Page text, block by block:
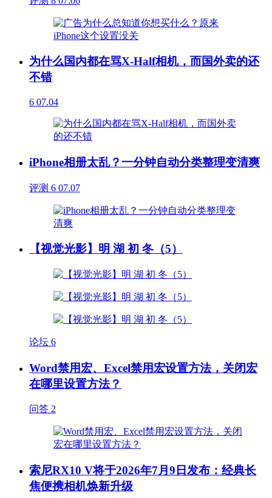
为什么国内都在骂X-Half相机，而国外卖的还
不错
6 07.04
iPhone相册太乱？一分钟自动分类整理变清爽
评测 6 07.07
【视觉光影】明 湖 初 冬（5）
论坛 6
Word禁用宏、Excel禁用宏设置方法，关闭宏
在哪里设置方法？
问答 2
索尼RX10 V将于2026年7月9日发布：经典长
焦便携相机焕新升级